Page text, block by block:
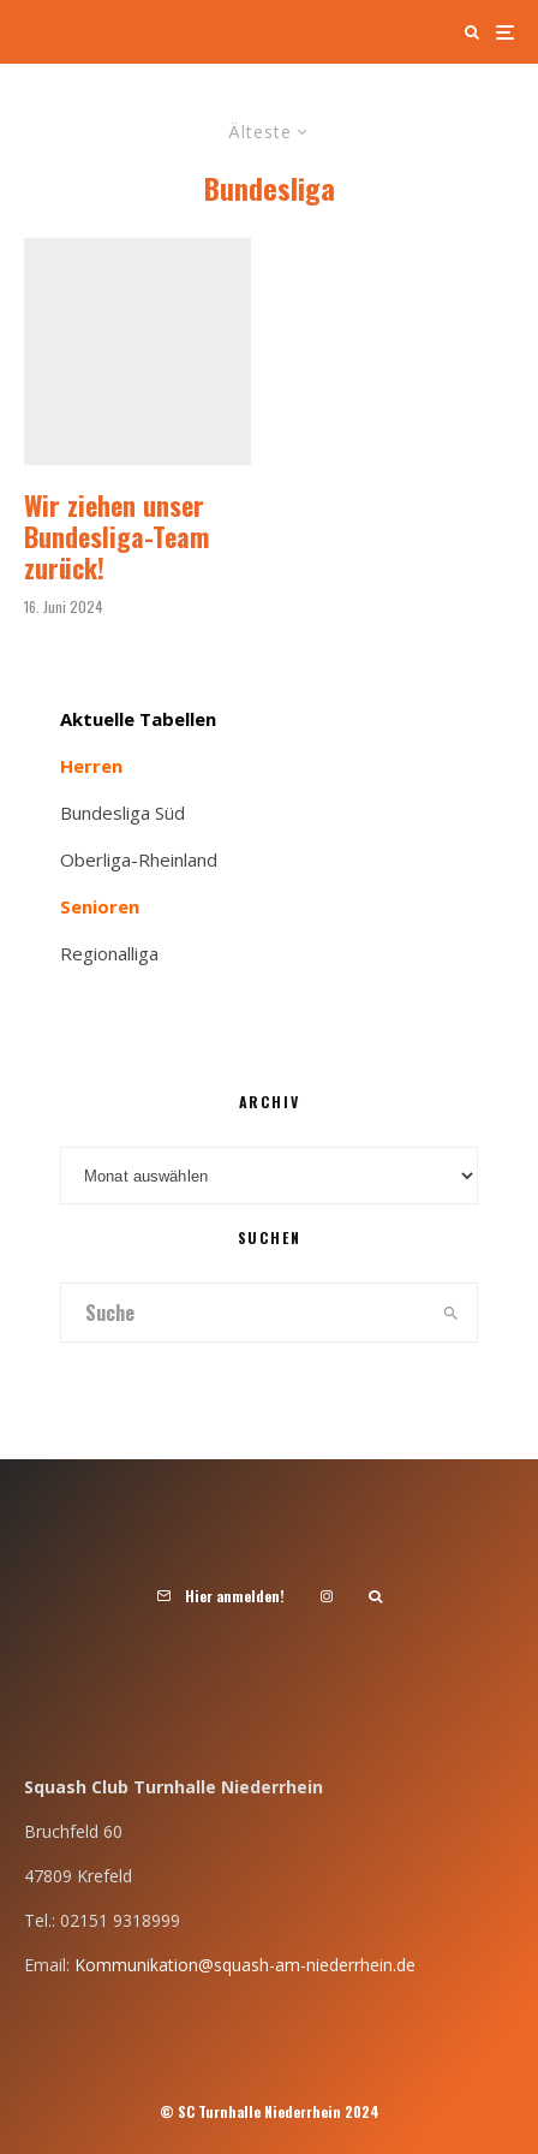
Älteste
Bundesliga
Wir ziehen unser
Bundesliga-Team
zurück!
16. Juni 2024
Aktuelle Tabellen
Herren
Bundesliga Süd
Oberliga-Rheinland
Senioren
Regionalliga
ARCHIV
SUCHEN
Hier anmelden!
Squash Club Turnhalle Niederrhein
Bruchfeld 60
47809 Krefeld
Tel.: 02151 9318999
Email: Kommunikation@squash-am-niederrhein.de
© SC Turnhalle Niederrhein 2024